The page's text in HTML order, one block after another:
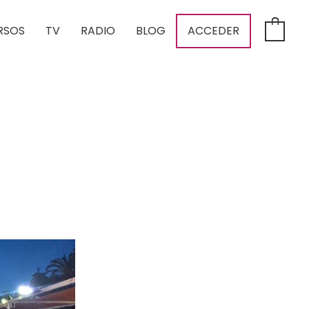
TV RADIO BLOG ACCEDER